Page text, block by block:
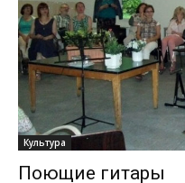
Культура
Поющие гитары